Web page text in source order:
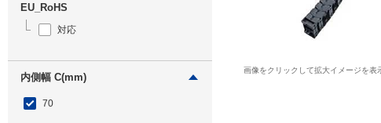
EU_RoHS
対応
内側幅 C(mm)
70
画像をクリックして拡大イメージを表